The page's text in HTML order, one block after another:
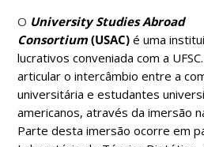
O University Studies Abroad
Consortium (USAC) é uma
lucrativos conveniada com a
articular o intercâmbio entre a
universitária e estudantes
americanos, através da imersão
Parte desta imersão ocorre em